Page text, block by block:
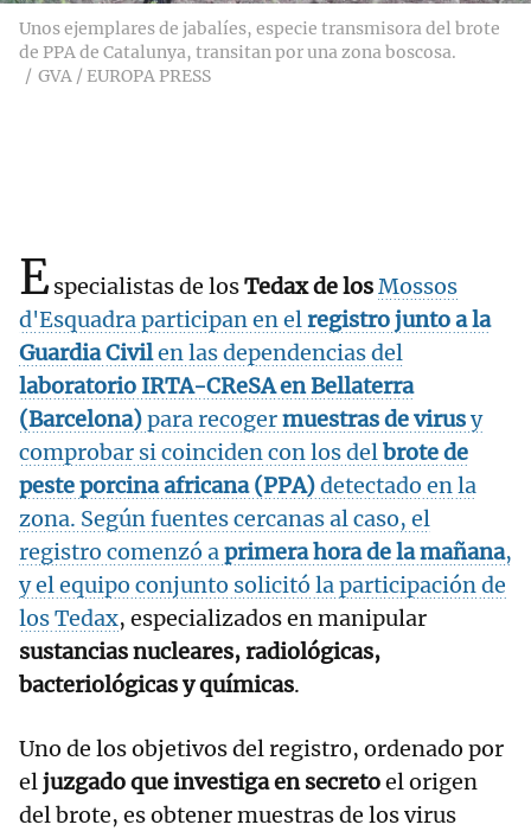
Unos ejemplares de jabalíes, especie transmisora del brote
de PPA de Catalunya, transitan por una zona boscosa.
GVA / EUROPA PRESS
Especialistas de losTedax de losMossos
d'Esquadra participan en elregistro junto a la
Guardia Civilen las dependencias del
laboratorio IRTA-CReSA en Bellaterra
(Barcelona)para recogermuestras de virusy
comprobar si coinciden con los delbrote de
peste porcina africana (PPA)detectado en la
zona. Según fuentes cercanas al caso, el
registro comenzó aprimera hora de la mañana,
y el equipo conjunto solicitó la participación de
losTedax, especializados en manipular
sustancias nucleares, radiológicas,
bacteriológicas y químicas.
Uno de los objetivos del registro, ordenado por
eljuzgado que investiga en secretoel origen
del brote, es obtener muestras de los virus